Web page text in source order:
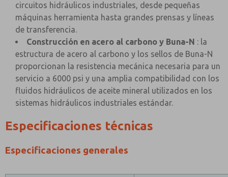
circuitos hidráulicos industriales, desde pequeñas
máquinas herramienta hasta grandes prensas y líneas
de transferencia.
Construcción en acero al carbono y Buna-N : la
estructura de acero al carbono y los sellos de Buna-N
proporcionan la resistencia mecánica necesaria para un
servicio a 6000 psi y una amplia compatibilidad con los
fluidos hidráulicos de aceite mineral utilizados en los
sistemas hidráulicos industriales estándar.
Especificaciones técnicas
Especificaciones generales